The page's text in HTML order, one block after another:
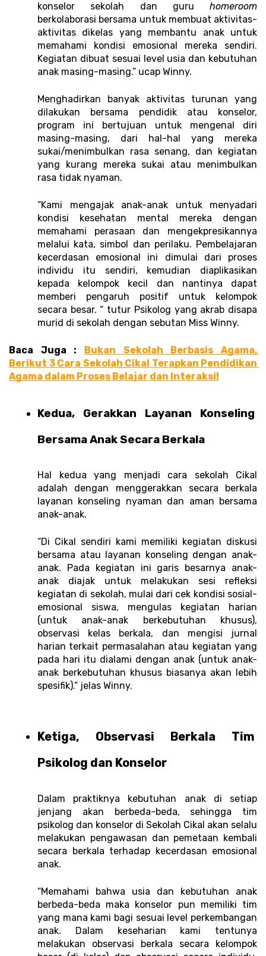
konselor sekolah dan guru homeroom
berkolaborasi bersama untuk membuat aktivitas-
aktivitas dikelas yang membantu anak untuk
memahami kondisi emosional mereka sendiri.
Kegiatan dibuat sesuai level usia dan kebutuhan
anak masing-masing.” ucap Winny.
Menghadirkan banyak aktivitas turunan yang
dilakukan bersama pendidik atau konselor,
program ini bertujuan untuk mengenal diri
masing-masing, dari hal-hal yang mereka
sukai/menimbulkan rasa senang, dan kegiatan
yang kurang mereka sukai atau menimbulkan
rasa tidak nyaman.
“Kami mengajak anak-anak untuk menyadari
kondisi kesehatan mental mereka dengan
memahami perasaan dan mengekpresikannya
melalui kata, simbol dan perilaku. Pembelajaran
kecerdasan emosional ini dimulai dari proses
individu itu sendiri, kemudian diaplikasikan
kepada kelompok kecil dan nantinya dapat
memberi pengaruh positif untuk kelompok
secara besar. “ tutur Psikolog yang akrab disapa
murid di sekolah dengan sebutan Miss Winny.
Baca Juga :
Bukan Sekolah Berbasis Agama,
Berikut 3 Cara Sekolah Cikal Terapkan Pendidikan
Agama dalam Proses Belajar dan Interaksi!
Kedua, Gerakkan Layanan Konseling
Bersama Anak Secara Berkala
Hal kedua yang menjadi cara sekolah Cikal
adalah dengan menggerakkan secara berkala
layanan konseling nyaman dan aman bersama
anak-anak.
“Di Cikal sendiri kami memiliki kegiatan diskusi
bersama atau layanan konseling dengan anak-
anak. Pada kegiatan ini garis besarnya anak-
anak diajak untuk melakukan sesi refleksi
kegiatan di sekolah, mulai dari cek kondisi sosial-
emosional siswa, mengulas kegiatan harian
(untuk anak-anak berkebutuhan khusus),
observasi kelas berkala, dan mengisi jurnal
harian terkait permasalahan atau kegiatan yang
pada hari itu dialami dengan anak (untuk anak-
anak berkebutuhan khusus biasanya akan lebih
spesifik).” jelas Winny.
Ketiga, Observasi Berkala Tim
Psikolog dan Konselor
Dalam praktiknya kebutuhan anak di setiap
jenjang akan berbeda-beda, sehingga tim
psikolog dan konselor di Sekolah Cikal akan selalu
melakukan pengawasan dan pemetaan kembali
secara berkala terhadap kecerdasan emosional
anak.
“Memahami bahwa usia dan kebutuhan anak
berbeda-beda maka konselor pun memiliki tim
yang mana kami bagi sesuai level perkembangan
anak. Dalam keseharian kami tentunya
melakukan observasi berkala secara kelompok